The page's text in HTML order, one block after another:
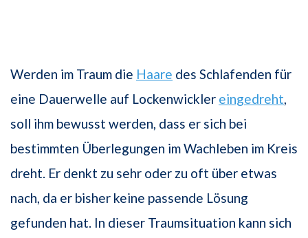
Werden im Traum die Haare des Schlafenden für
eine Dauerwelle auf Lockenwickler eingedreht
soll ihm bewusst werden, dass er sich bei
bestimmten Überlegungen im Wachleben im Kreis
dreht. Er denkt zu sehr oder zu oft über etwas
nach, da er bisher keine passende Lösung
gefunden hat. In dieser Traumsituation kann sich